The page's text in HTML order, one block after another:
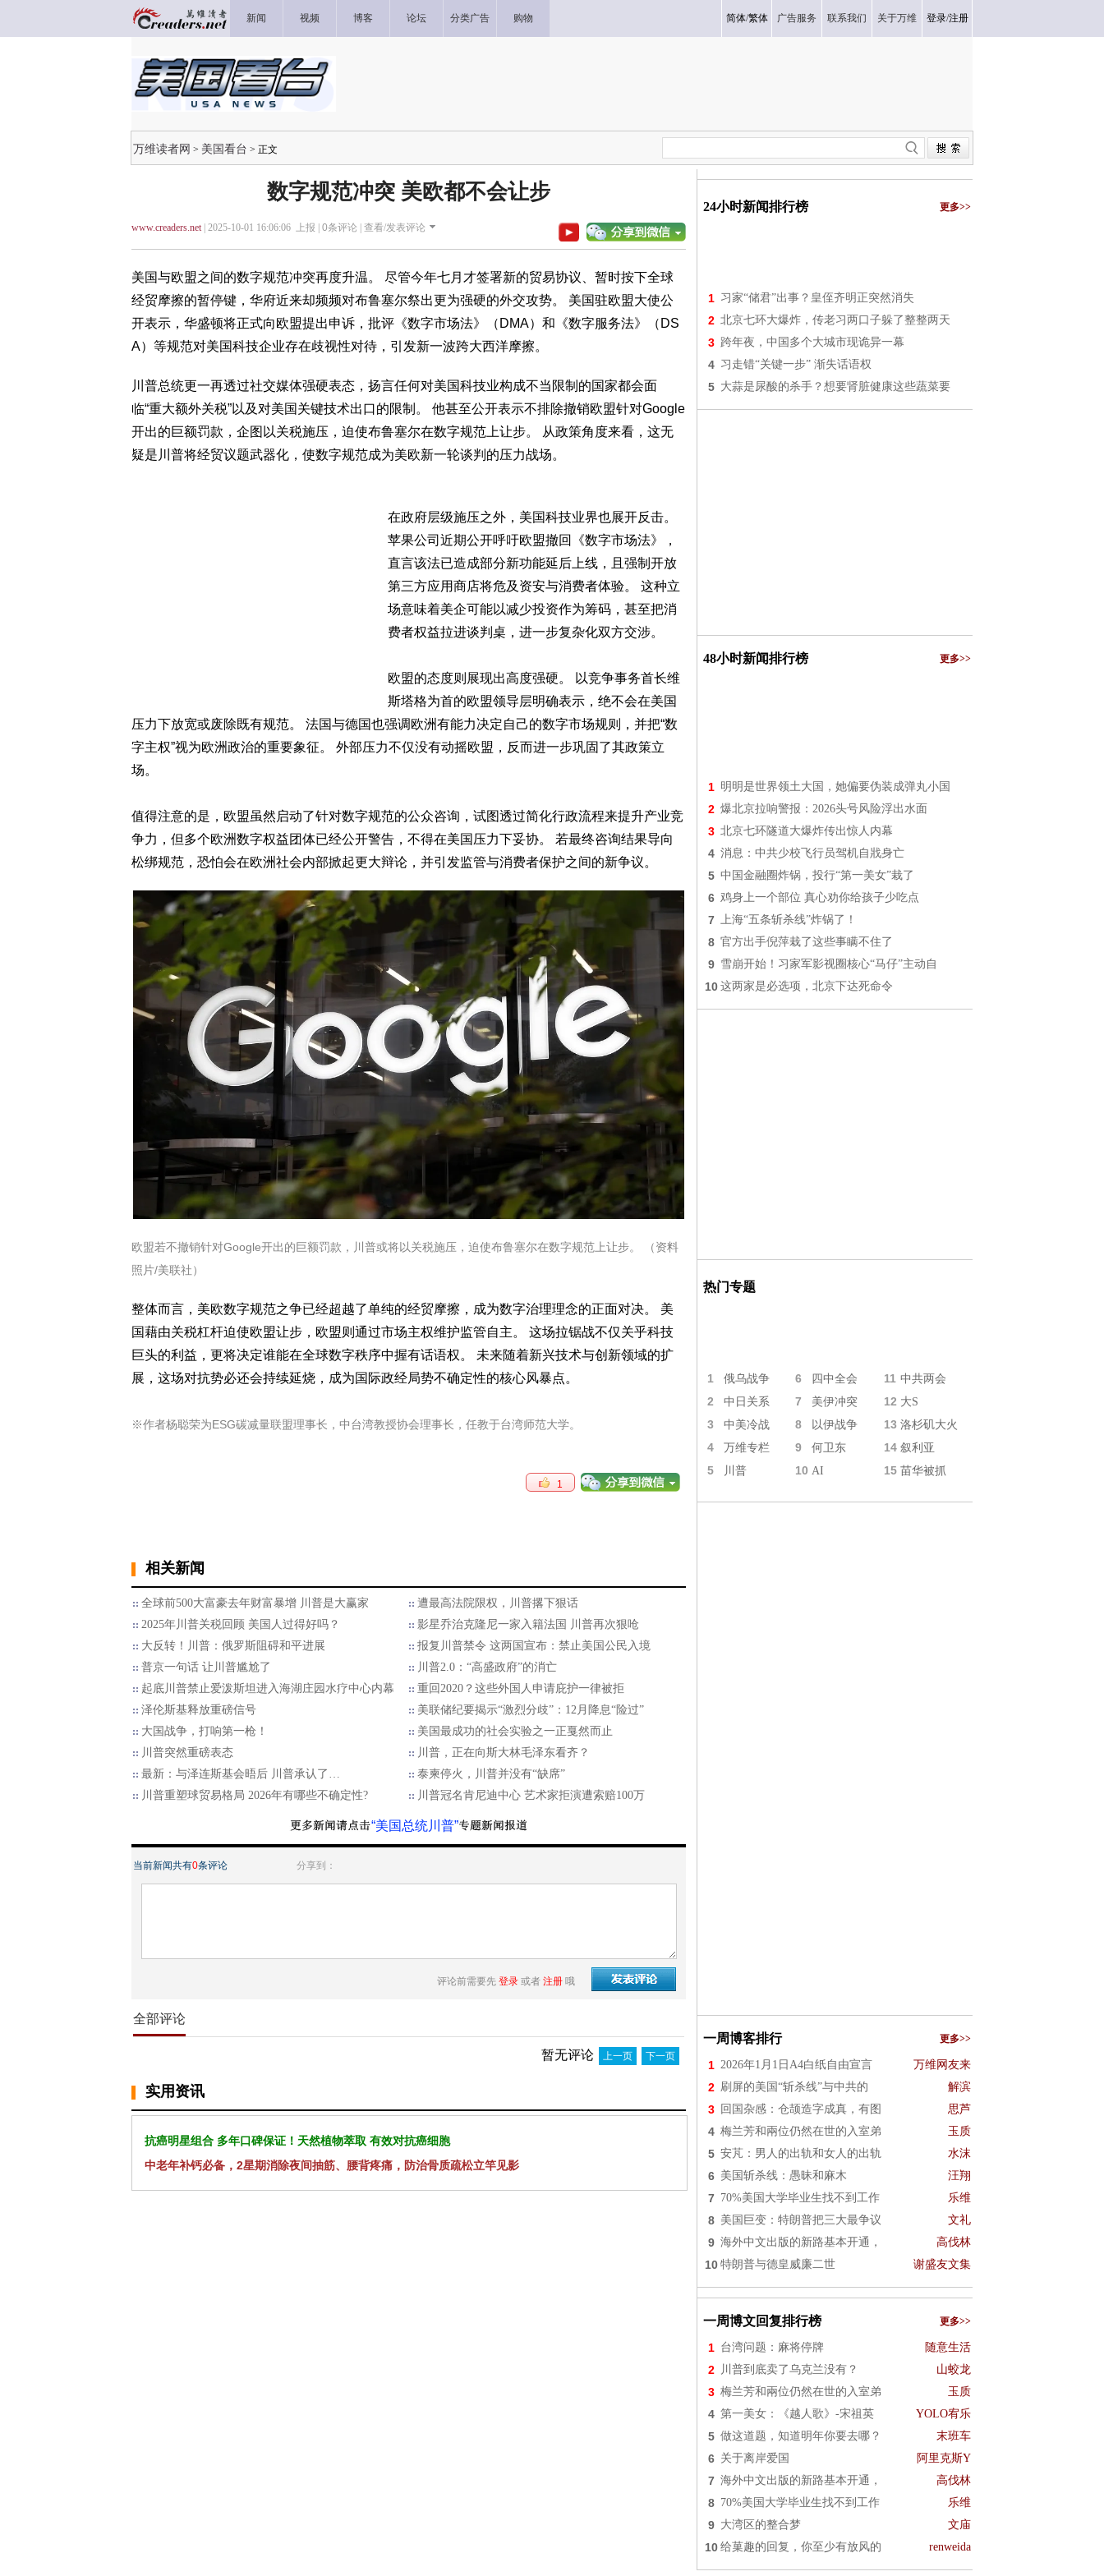
新闻 视频 博客 论坛 分类广告 购物 简体/繁体 广告服务 联系我们 关于万维 登录/注册
万维读者网 > 美国看台 > 正文
数字规范冲突 美欧都不会让步
www.creaders.net| 2025-10-01 16:06:06 上报 | 0条评论 | 查看/发表评论
美国与欧盟之间的数字规范冲突再度升温。 尽管今年七月才签署新的贸易协议、暂时按下全球
经贸摩擦的暂停键，华府近来却频频对布鲁塞尔祭出更为强硬的外交攻势。 美国驻欧盟大使公
开表示，华盛顿将正式向欧盟提出申诉，批评《数字市场法》（DMA）和《数字服务法》（DS
A）等规范对美国科技企业存在歧视性对待，引发新一波跨大西洋摩擦。
川普总统更一再透过社交媒体强硬表态，扬言任何对美国科技业构成不当限制的国家都会面
临“重大额外关税”以及对美国关键技术出口的限制。 他甚至公开表示不排除撤销欧盟针对Google
开出的巨额罚款，企图以关税施压，迫使布鲁塞尔在数字规范上让步。 从政策角度来看，这无
疑是川普将经贸议题武器化，使数字规范成为美欧新一轮谈判的压力战场。
在政府层级施压之外，美国科技业界也展开反击。
苹果公司近期公开呼吁欧盟撤回《数字市场法》，
直言该法已造成部分新功能延后上线，且强制开放
第三方应用商店将危及资安与消费者体验。 这种立
场意味着美企可能以减少投资作为筹码，甚至把消
费者权益拉进谈判桌，进一步复杂化双方交涉。
欧盟的态度则展现出高度强硬。 以竞争事务首长维
斯塔格为首的欧盟领导层明确表示，绝不会在美国
压力下放宽或废除既有规范。 法国与德国也强调欧洲有能力决定自己的数字市场规则，并把“数
字主权”视为欧洲政治的重要象征。 外部压力不仅没有动摇欧盟，反而进一步巩固了其政策立
场。
值得注意的是，欧盟虽然启动了针对数字规范的公众咨询，试图透过简化行政流程来提升产业竞
争力，但多个欧洲数字权益团体已经公开警告，不得在美国压力下妥协。 若最终咨询结果导向
松绑规范，恐怕会在欧洲社会内部掀起更大辩论，并引发监管与消费者保护之间的新争议。
欧盟若不撤销针对Google开出的巨额罚款，川普或将以关税施压，迫使布鲁塞尔在数字规范上让步。 （资料
照片/美联社）
整体而言，美欧数字规范之争已经超越了单纯的经贸摩擦，成为数字治理理念的正面对决。 美
国藉由关税杠杆迫使欧盟让步，欧盟则通过市场主权维护监管自主。 这场拉锯战不仅关乎科技
巨头的利益，更将决定谁能在全球数字秩序中握有话语权。 未来随着新兴技术与创新领域的扩
展，这场对抗势必还会持续延烧，成为国际政经局势不确定性的核心风暴点。
※作者杨聪荣为ESG碳减量联盟理事长，中台湾教授协会理事长，任教于台湾师范大学。
1
相关新闻
全球前500大富豪去年财富暴增 川普是大赢家
遭最高法院限权，川普撂下狠话
2025年川普关税回顾 美国人过得好吗？
影星乔治克隆尼一家入籍法国 川普再次狠呛
大反转！川普：俄罗斯阻碍和平进展
报复川普禁令 这两国宣布：禁止美国公民入境
普京一句话 让川普尴尬了
川普2.0：“高盛政府”的消亡
起底川普禁止爱泼斯坦进入海湖庄园水疗中心内幕
重回2020？这些外国人申请庇护一律被拒
泽伦斯基释放重磅信号
美联储纪要揭示“激烈分歧”：12月降息“险过”
大国战争，打响第一枪！
美国最成功的社会实验之一正戛然而止
川普突然重磅表态
川普，正在向斯大林毛泽东看齐？
最新：与泽连斯基会晤后 川普承认了…
泰柬停火，川普并没有“缺席”
川普重塑球贸易格局 2026年有哪些不确定性?
川普冠名肯尼迪中心 艺术家拒演遭索赔100万
“美国总统川普”
当前新闻共有0条评论 分享到：
评论前需要先 登录 或者 注册 哦
全部评论
暂无评论 上一页 下一页
实用资讯
抗癌明星组合 多年口碑保证！天然植物萃取 有效对抗癌细胞
中老年补钙必备，2星期消除夜间抽筋、腰背疼痛，防治骨质疏松立竿见影
24小时新闻排行榜 更多>>
1 习家“储君”出事？皇侄齐明正突然消失
2 北京七环大爆炸，传老习两口子躲了整整两天
3 跨年夜，中国多个大城市现诡异一幕
4 习走错“关键一步” 渐失话语权
5 大蒜是尿酸的杀手？想要肾脏健康这些蔬菜要
48小时新闻排行榜 更多>>
1 明明是世界领土大国，她偏要伪装成弹丸小国
2 爆北京拉响警报：2026头号风险浮出水面
3 北京七环隧道大爆炸传出惊人内幕
4 消息：中共少校飞行员驾机自戕身亡
5 中国金融圈炸锅，投行“第一美女”栽了
6 鸡身上一个部位 真心劝你给孩子少吃点
7 上海“五条斩杀线”炸锅了！
8 官方出手倪萍栽了这些事瞒不住了
9 雪崩开始！习家军影视圈核心“马仔”主动自
10 这两家是必选项，北京下达死命令
热门专题
1 俄乌战争 6 四中全会 11 中共两会
2 中日关系 7 美伊冲突 12 大S
3 中美冷战 8 以伊战争 13 洛杉矶大火
4 万维专栏 9 何卫东 14 叙利亚
5 川普 10 AI 15 苗华被抓
一周博客排行 更多>>
1 2026年1月1日A4白纸自由宣言 万维网友来
2 刷屏的美国“斩杀线”与中共的 解滨
3 回国杂感：仓颉造字成真，有图 思芦
4 梅兰芳和兩位仍然在世的入室弟 玉质
5 安芃：男人的出轨和女人的出轨 水沫
6 美国斩杀线：愚昧和麻木 汪翔
7 70%美国大学毕业生找不到工作 乐维
8 美国巨变：特朗普把三大最争议 文礼
9 海外中文出版的新路基本开通， 高伐林
10 特朗普与德皇威廉二世 谢盛友文集
一周博文回复排行榜 更多>>
1 台湾问题：麻将停牌 随意生活
2 川普到底卖了乌克兰没有？ 山蛟龙
3 梅兰芳和兩位仍然在世的入室弟 玉质
4 第一美女：《越人歌》-宋祖英 YOLO宥乐
5 做这道题，知道明年你要去哪？ 末班车
6 关于离岸爱国 阿里克斯Y
7 海外中文出版的新路基本开通， 高伐林
8 70%美国大学毕业生找不到工作 乐维
9 大湾区的整合梦 文庙
10 给菓趣的回复，你至少有放风的 renweida